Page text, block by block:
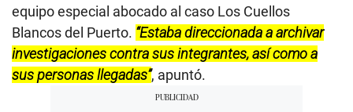
equipo especial abocado al caso Los Cuellos
Blancos del Puerto. “Estaba direccionada a archivar
investigaciones contra sus integrantes, así como a
sus personas llegadas”, apuntó.